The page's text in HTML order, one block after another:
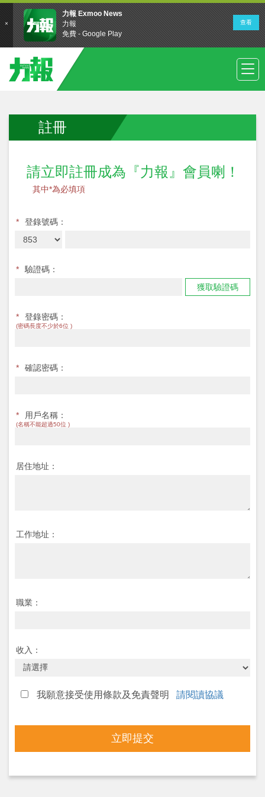
註冊
請立即註冊成為『力報』會員喇！
其中*為必填項
* 登錄號碼：
*
驗證碼：
獲取驗證碼
* 登錄密碼：
(密碼長度不少於6位 )
* 確認密碼：
* 用戶名稱：
(名稱不能超過50位 )
居住地址：
工作地址：
職業：
收入：
我願意接受使用條款及免責聲明 請閱讀協議